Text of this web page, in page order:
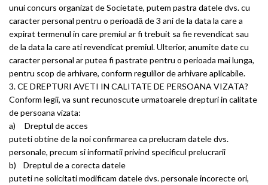
unui concurs organizat de Societate, putem pastra datele dvs. cu
caracter personal pentru o perioadă de 3 ani de la data la care a
expirat termenul in care premiul ar fi trebuit sa fie revendicat sau
de la data la care ati revendicat premiul. Ulterior, anumite date cu
caracter personal ar putea fi pastrate pentru o perioada mai lunga,
pentru scop de arhivare, conform regulilor de arhivare aplicabile.
3. CE DREPTURI AVETI IN CALITATE DE PERSOANA VIZATA?
Conform legii, va sunt recunoscute urmatoarele drepturi in calitate
de persoana vizata:
a) Dreptul de acces
puteti obtine de la noi confirmarea ca prelucram datele dvs.
personale, precum si informatii privind specificul prelucrarii
b) Dreptul de a corecta datele
puteti ne solicitati modificam datele dvs. personale incorecte ori,